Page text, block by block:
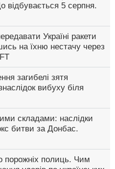
відбувається 5 серпня.
Україні ракети
на їхню нестачу через
загибелі зятя
вибуху біля
складами: наслідки
битви за Донбас.
порожніх полиць. Чим